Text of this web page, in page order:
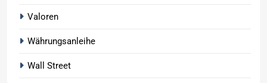
Valoren
Währungsanleihe
Wall Street